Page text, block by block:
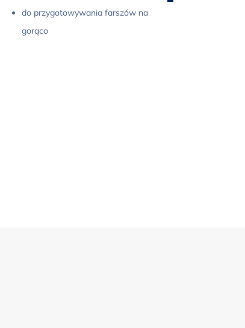
do przygotowywania farszów na
gorąco